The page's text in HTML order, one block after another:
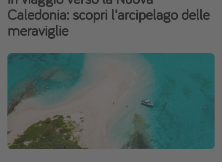
Grecia
Tunisia
Canarie
Capo Verde
Tipo di vacanza
Vacanze last minute
Caledonia: scopri l'arcipelago delle
meraviglie